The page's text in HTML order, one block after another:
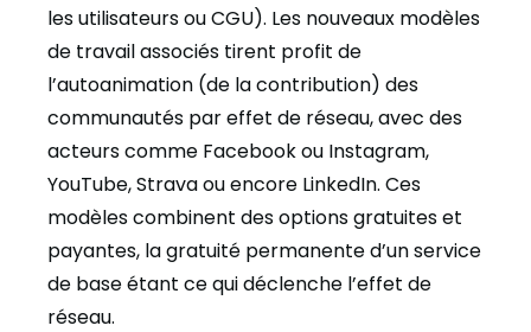
les utilisateurs ou CGU). Les nouveaux modèles
de travail associés tirent profit de
l’autoanimation (de la contribution) des
communautés par effet de réseau, avec des
acteurs comme Facebook ou Instagram,
YouTube, Strava ou encore LinkedIn. Ces
modèles combinent des options gratuites et
payantes, la gratuité permanente d’un service
de base étant ce qui déclenche l’effet de
réseau.